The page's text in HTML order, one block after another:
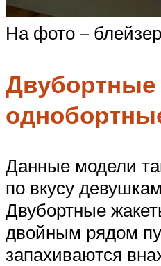
На фото – блейзер
Двубортные
Данные модели
по вкусу
Двубортные
двойным рядом
запахиваются